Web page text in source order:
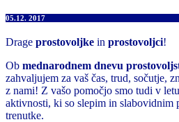
05.12. 2017
Drage prostovoljke in prostovoljci!
Ob mednarodnem dnevu
zahvaljujem za vaš čas, trud, sočutje,
z nami! Z vašo pomočjo smo tudi v letu
aktivnosti, ki so slepim in slabovidnim
trenutke.